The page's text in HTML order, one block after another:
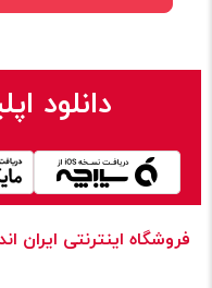
دانلود
فروشگاه اینترنتی ایران‌